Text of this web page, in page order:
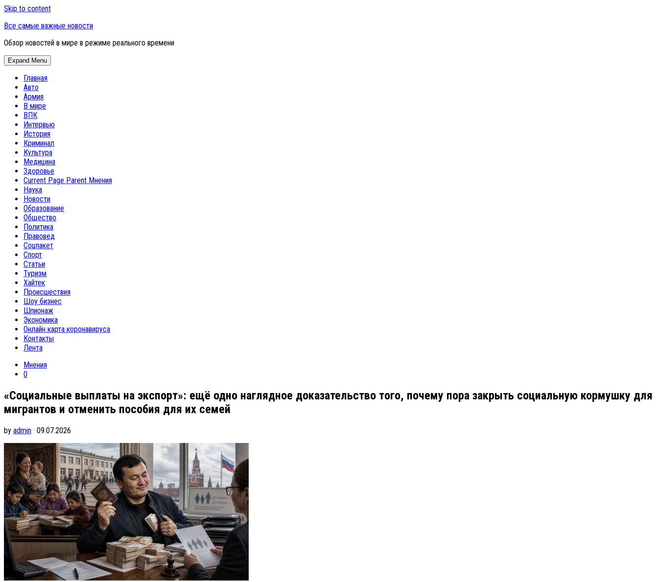
Skip to content
Все самые важные новости
Обзор новостей в мире в режиме реального времени
Expand Menu
Главная
Авто
Армия
В мире
ВПК
Интервью
История
Криминал
Культура
Медицина
Здоровье
Current Page Parent Мнения
Наука
Новости
Образование
Общество
Политика
Правовед
Соцпакет
Спорт
Статьи
Туризм
Хайтек
Происшествия
Шоу бизнес
Шпионаж
Экономика
Онлайн карта коронавируса
Контакты
Лента
Мнения
0
«Социальные выплаты на экспорт»: ещё одно наглядное доказательство того, почему пора закрыть социальную кормушку для
мигрантов и отменить пособия для их семей
by admin · 09.07.2026